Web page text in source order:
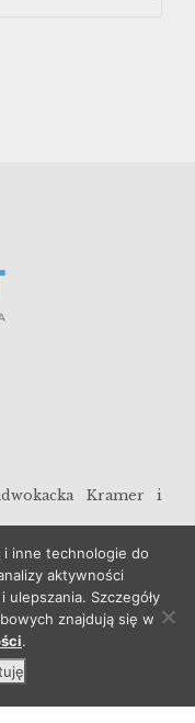
Kramer i
Polityka prywatności
inne technologie do
aktywności
Szczegóły
znajdują się w
.